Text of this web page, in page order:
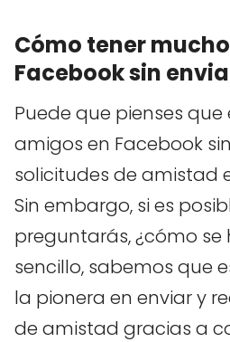
Cómo tener
Facebook sin
Puede que pienses
amigos en Facebook
solicitudes de amistad
Sin embargo, si es
preguntarás, ¿cómo se
sencillo, sabemos que
la pionera en enviar y
de amistad gracias a